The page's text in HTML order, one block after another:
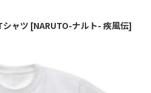
ャツ [NARUTO-ナルト- 疾風伝]